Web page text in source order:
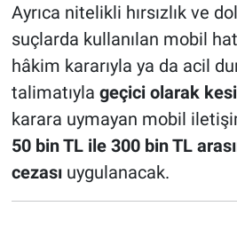
Ayrıca nitelikli hırsızlık ve
suçlarda kullanılan mobil
hâkim kararıyla ya da acil
talimatıyla geçici olarak
karara uymayan mobil
50 bin TL ile 300 bin TL
cezasıuygulanacak.